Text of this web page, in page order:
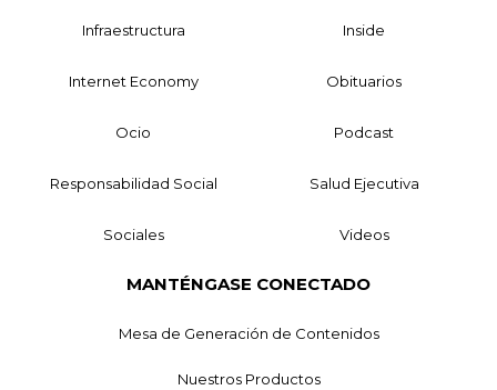
Infraestructura Inside
Internet Economy Obituarios
Ocio Podcast
Responsabilidad Social Salud Ejecutiva
Sociales Videos
MANTÉNGASE CONECTADO
Mesa de Generación de Contenidos
Nuestros Productos